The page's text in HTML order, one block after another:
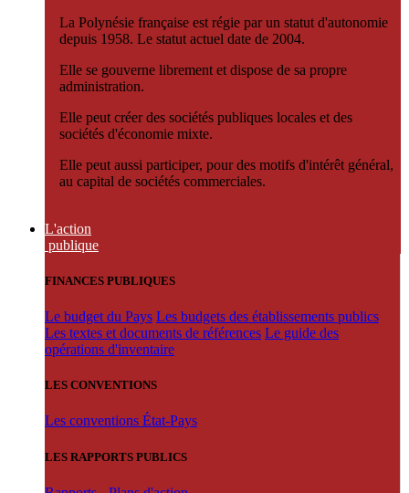
La Polynésie française est régie par un statut d'autonomie
depuis 1958. Le statut actuel date de 2004.
Elle se gouverne librement et dispose de sa propre
administration.
Elle peut créer des sociétés publiques locales et des
sociétés d'économie mixte.
Elle peut aussi participer, pour des motifs d'intérêt général,
au capital de sociétés commerciales.
L'action
publique
FINANCES PUBLIQUES
Le budget du Pays Les budgets des établissements publics
Les textes et documents de références Le guide des
opérations d'inventaire
LES CONVENTIONS
Les conventions État-Pays
LES RAPPORTS PUBLICS